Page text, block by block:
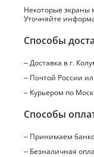
Некоторые экраны
Уточняйте
Способы
– Доставка в г.
– Почтой России
– Курьером по
Способы
– Принимаем
– Безналичная